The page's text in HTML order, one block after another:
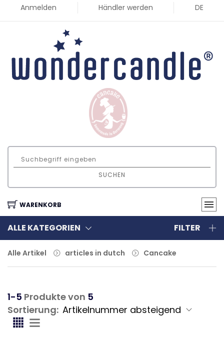
Anmelden Händler werden DE
SUCHEN
WARENKORB
ALLE KATEGORIEN FILTER
Alle Artikel articles in dutch Cancake
1-5 Produkte von 5
Sortierung: